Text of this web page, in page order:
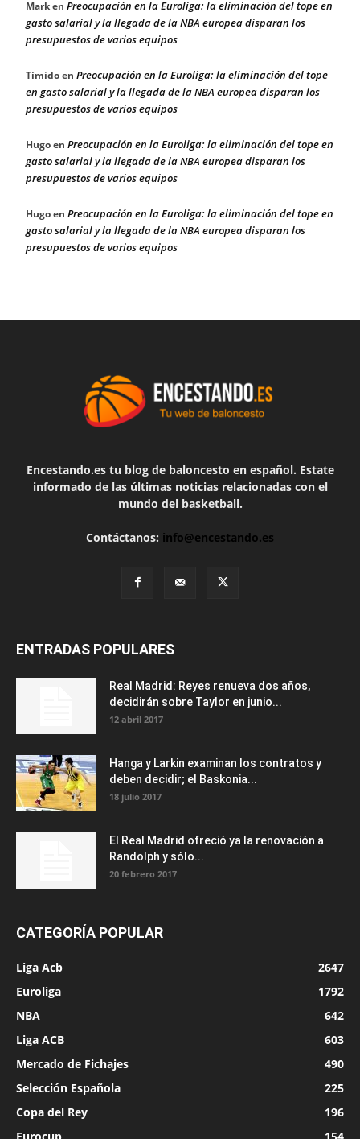
Marken Preocupación en la Euroliga: la eliminación del tope en
gasto salarial y la llegada de la NBA europea disparan los
presupuestos de varios equipos
Tímidoen Preocupación en la Euroliga: la eliminación del tope
en gasto salarial y la llegada de la NBA europea disparan los
presupuestos de varios equipos
Hugoen Preocupación en la Euroliga: la eliminación del tope en
gasto salarial y la llegada de la NBA europea disparan los
presupuestos de varios equipos
Hugoen Preocupación en la Euroliga: la eliminación del tope en
gasto salarial y la llegada de la NBA europea disparan los
presupuestos de varios equipos
Encestando.es tu blog de baloncesto en español. Estate
informado de las últimas noticias relacionadas con el
mundo del basketball.
Contáctanos: info@encestando.es
ENTRADAS POPULARES
Real Madrid: Reyes renueva dos años,
decidirán sobre Taylor en junio...
12 abril 2017
Hanga y Larkin examinan los contratos y
deben decidir; el Baskonia...
18 julio 2017
El Real Madrid ofreció ya la renovación a
Randolph y sólo...
20 febrero 2017
CATEGORÍA POPULAR
Liga Acb
2647
Euroliga
1792
NBA
642
Liga ACB
603
Mercado de Fichajes
490
Selección Española
225
Copa del Rey
196
Eurocup
154